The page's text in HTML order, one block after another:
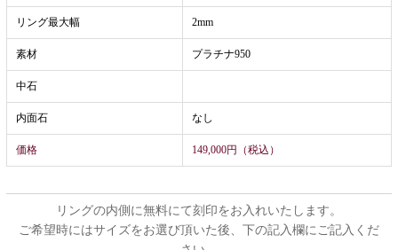
リング最大幅 2mm
素材 プラチナ950
中石
内面石 なし
価格 149,000円（税込）
リングの内側に無料にて刻印をお入れいたします。
ご希望時にはサイズをお選び頂いた後、下の記入欄にご記入くだ